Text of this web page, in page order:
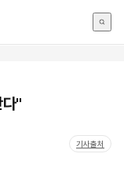
다"
기사출처